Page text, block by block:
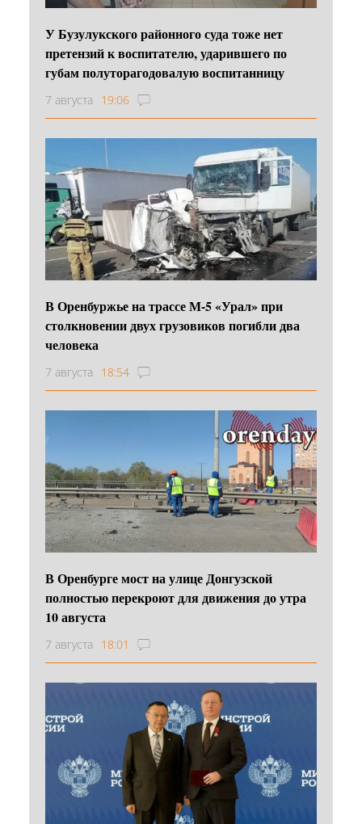
У Бузулукского районного суда тоже нет
претензий к воспитателю, ударившего по
губам полуторагодовалую воспитанницу
7 августа 19:06
В Оренбуржье на трассе М-5 «Урал» при
столкновении двух грузовиков погибли два
человека
7 августа 18:54
В Оренбурге мост на улице Донгузской
полностью перекроют для движения до утра
10 августа
7 августа 18:01